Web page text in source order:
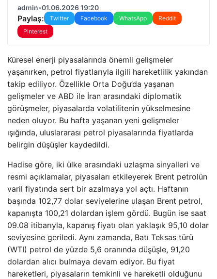
admin•01.06.2026 19:20
Paylaş: Twitter Facebook WhatsApp
Reddit
Pinterest
Küresel enerji piyasalarında önemli gelişmeler
yaşanırken, petrol fiyatlarıyla ilgili hareketlilik yakından
takip ediliyor. Özellikle Orta Doğu’da yaşanan
gelişmeler ve ABD ile İran arasındaki diplomatik
görüşmeler, piyasalarda volatilitenin yükselmesine
neden oluyor. Bu hafta yaşanan yeni gelişmeler
ışığında, uluslararası petrol piyasalarında fiyatlarda
belirgin düşüşler kaydedildi.
Hadise göre, iki ülke arasındaki uzlaşma sinyalleri ve
resmi açıklamalar, piyasaları etkileyerek Brent petrolün
varil fiyatında sert bir azalmaya yol açtı. Haftanın
başında 102,77 dolar seviyelerine ulaşan Brent petrol,
kapanışta 100,21 dolardan işlem gördü. Bugün ise saat
09.08 itibarıyla, kapanış fiyatı olan yaklaşık 95,10 dolar
seviyesine geriledi. Aynı zamanda, Batı Teksas türü
(WTI) petrol de yüzde 5,6 oranında düşüşle, 91,20
dolardan alıcı bulmaya devam ediyor. Bu fiyat
hareketleri, piyasaların temkinli ve hareketli olduğunu